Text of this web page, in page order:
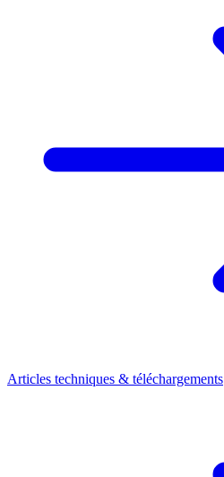
Articles techniques & téléchargements